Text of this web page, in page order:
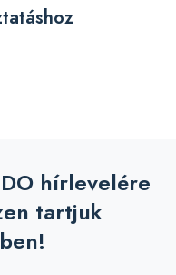
hírlevelére
tartjuk